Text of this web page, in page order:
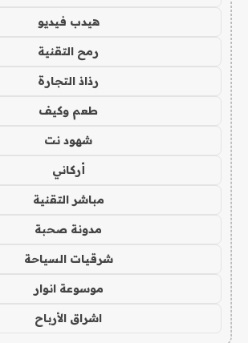
هيدب فيديو
رمح التقنية
رذاذ التجارة
طعم وكيف
شهود نت
أركاني
مباشر التقنية
مدونة صحبة
شرقيات السياحة
موسوعة انوار
اشراق الأرباح